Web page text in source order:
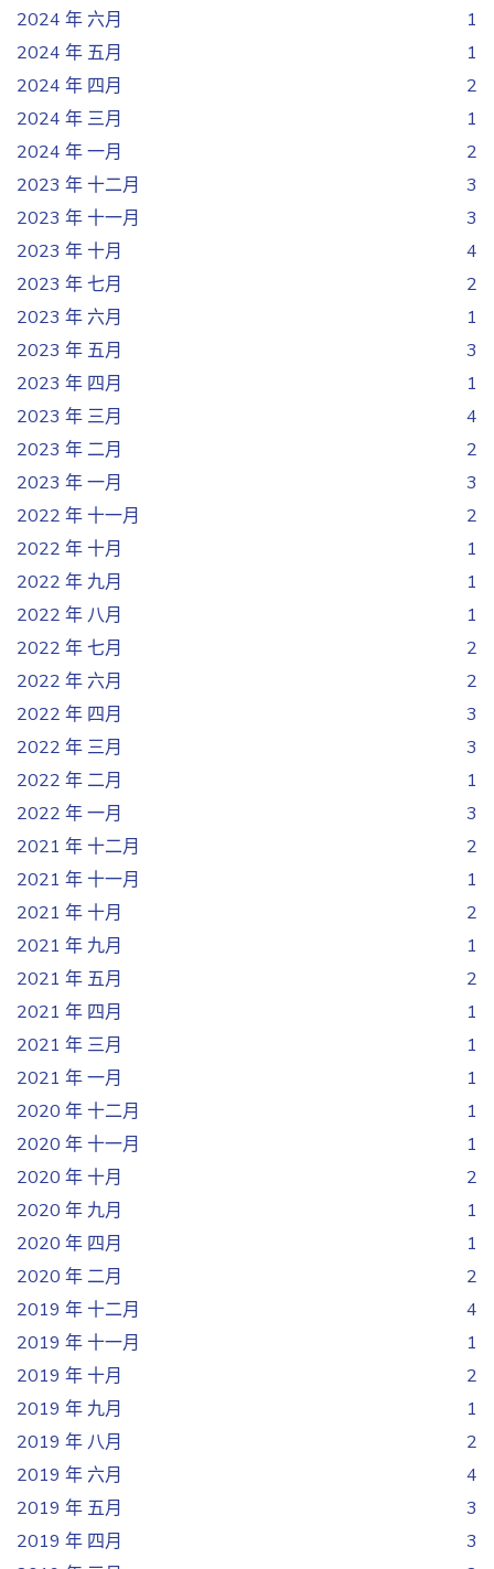
2024 年 六月
1
2024 年 五月
1
2024 年 四月
2
2024 年 三月
1
2024 年 一月
2
2023 年 十二月
3
2023 年 十一月
3
2023 年 十月
4
2023 年 七月
2
2023 年 六月
1
2023 年 五月
3
2023 年 四月
1
2023 年 三月
4
2023 年 二月
2
2023 年 一月
3
2022 年 十一月
2
2022 年 十月
1
2022 年 九月
1
2022 年 八月
1
2022 年 七月
2
2022 年 六月
2
2022 年 四月
3
2022 年 三月
3
2022 年 二月
1
2022 年 一月
3
2021 年 十二月
2
2021 年 十一月
1
2021 年 十月
2
2021 年 九月
1
2021 年 五月
2
2021 年 四月
1
2021 年 三月
1
2021 年 一月
1
2020 年 十二月
1
2020 年 十一月
1
2020 年 十月
2
2020 年 九月
1
2020 年 四月
1
2020 年 二月
2
2019 年 十二月
4
2019 年 十一月
1
2019 年 十月
2
2019 年 九月
1
2019 年 八月
2
2019 年 六月
4
2019 年 五月
3
2019 年 四月
3